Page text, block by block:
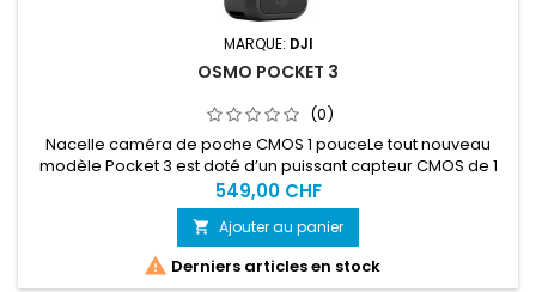
MARQUE: DJI
OSMO POCKET 3
(0)
Nacelle caméra de poche CMOS 1 pouceLe tout nouveau
modèle Pocket 3 est doté d’un puissant capteur CMOS de 1
pouce produisant des images ultra-détaillées à portée de
main. L’écran tactile rotatif de 2 pouces et la mise au point
rapide sur l’ensemble des pixels facilitent le passage à
l’horizontale ou à la verticale pour une connaissance et un
contrôle...
549,00 CHF
 Ajouter au panier
 Derniers articles en stock